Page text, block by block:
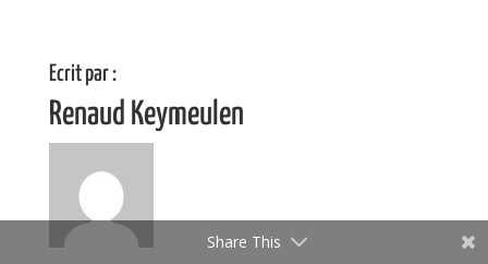
Ecrit par :
Renaud Keymeulen
Share This